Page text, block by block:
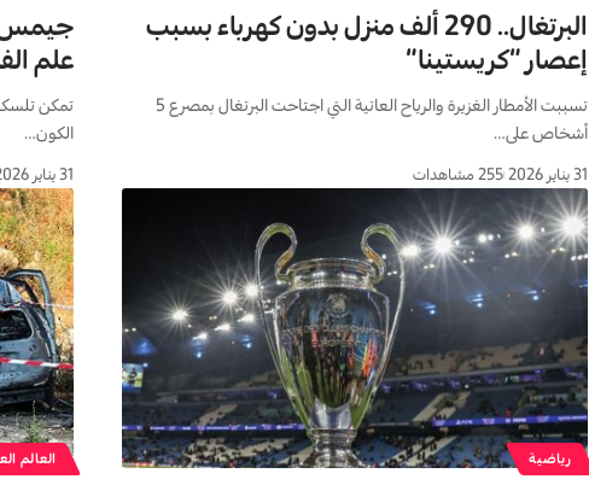
البرتغال.. 290 ألف منزل بدون كهرباء بسبب
إعصار “كريستينا”
تسببت الأمطار الغزيرة والرياح العاتية التي اجتاحت البرتغال بمصرع 5
أشخاص على…
31 يناير 2026 255 مشاهدات
جيمس
علم
تمكن
الكون…
31 يناير 2026
رياضية العالم